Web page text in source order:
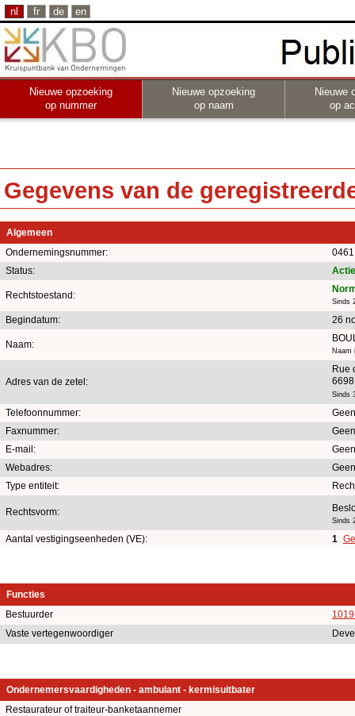
nl fr de en
Nieuwe opzoeking
op nummer
Nieuwe opzoeking
op naam
Nieuwe
op
Gegevens van de
Algemeen
Ondernemingsnummer:
Status:
Rechtstoestand:
Sinds
Begindatum: 26
Naam:
Naam
Adres van de zetel:
Rue
Sinds
Telefoonnummer:
Faxnummer:
E-mail:
Webadres:
Type entiteit:
Rechtsvorm:
Sinds
Aantal vestigingseenheden (VE): 1
Functies
Bestuurder
Vaste vertegenwoordiger
Ondernemersvaardigheden - ambulant - kermisuitbater
Restaurateur of traiteur-banketaannemer